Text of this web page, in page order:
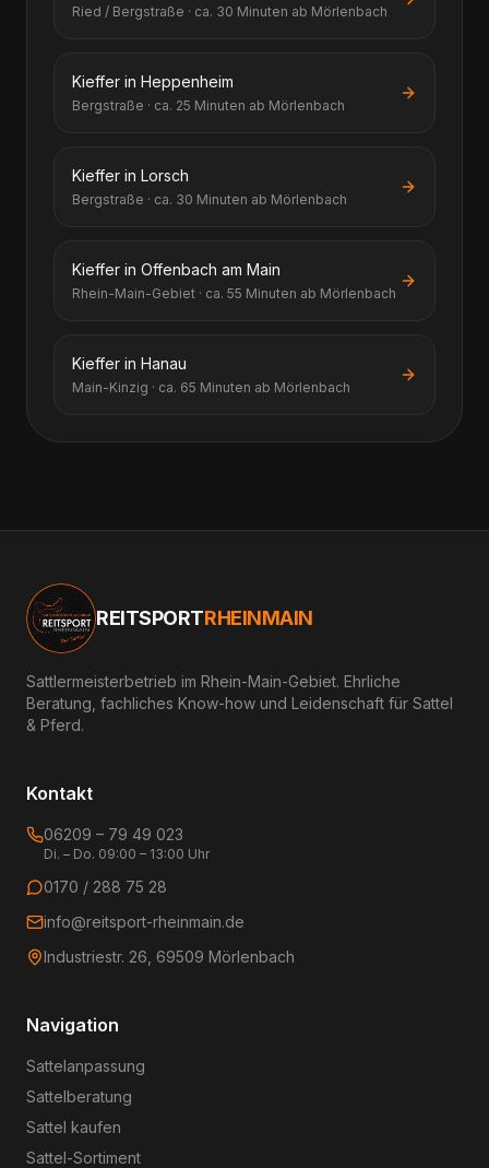
Ried / Bergstraße · ca. 30 Minuten ab Mörlenbach
Kieffer in Heppenheim
Bergstraße · ca. 25 Minuten ab Mörlenbach
Kieffer in Lorsch
Bergstraße · ca. 30 Minuten ab Mörlenbach
Kieffer in Offenbach am Main
Rhein-Main-Gebiet · ca. 55 Minuten ab Mörlenbach
Kieffer in Hanau
Main-Kinzig · ca. 65 Minuten ab Mörlenbach
REITSPORTRHEINMAIN
Sattlermeisterbetrieb im Rhein-Main-Gebiet. Ehrliche
Beratung, fachliches Know-how und Leidenschaft für Sattel
& Pferd.
Kontakt
06209 – 79 49 023
Di. – Do. 09:00 – 13:00 Uhr
0170 / 288 75 28
info@reitsport-rheinmain.de
Industriestr. 26, 69509 Mörlenbach
Navigation
Sattelanpassung
Sattelberatung
Sattel kaufen
Sattel-Sortiment